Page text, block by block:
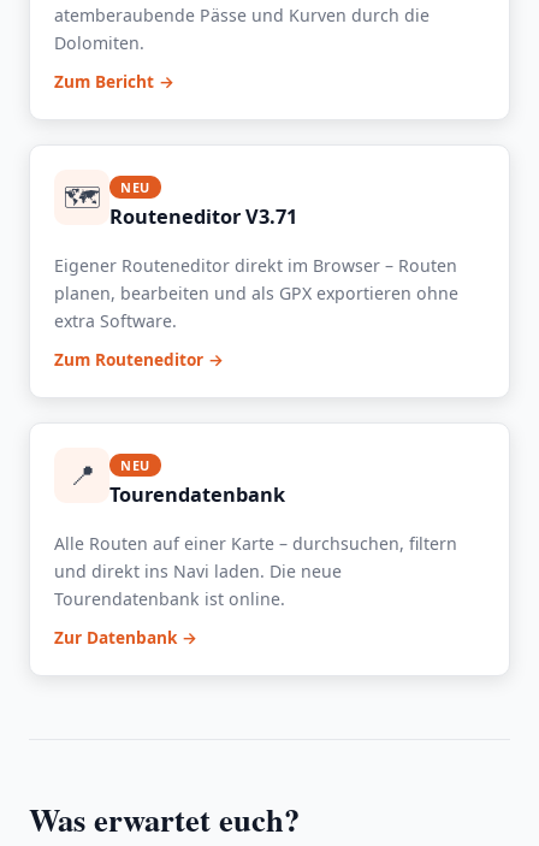
atemberaubende Pässe und Kurven durch die
Dolomiten.
Zum Bericht →
🗺️ NEU
Routeneditor V3.71
Eigener Routeneditor direkt im Browser – Routen
planen, bearbeiten und als GPX exportieren ohne
extra Software.
Zum Routeneditor →
📍 NEU
Tourendatenbank
Alle Routen auf einer Karte – durchsuchen, filtern
und direkt ins Navi laden. Die neue
Tourendatenbank ist online.
Zur Datenbank →
Was erwartet euch?